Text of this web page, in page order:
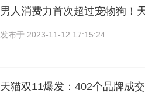
男人消费力首次超过宠物狗！
发布于 2023-11-12 17:15:24
天猫双11爆发：402个品牌成